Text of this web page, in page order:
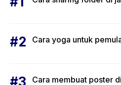
Cara yoga untuk
Cara membuat poster